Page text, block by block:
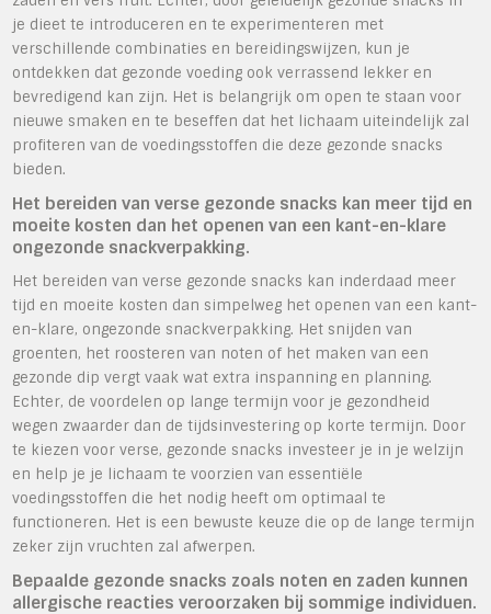
je dieet te introduceren en te experimenteren met
verschillende combinaties en bereidingswijzen, kun je
ontdekken dat gezonde voeding ook verrassend lekker en
bevredigend kan zijn. Het is belangrijk om open te staan voor
nieuwe smaken en te beseffen dat het lichaam uiteindelijk zal
profiteren van de voedingsstoffen die deze gezonde snacks
bieden.
Het bereiden van verse gezonde snacks kan meer tijd en
moeite kosten dan het openen van een kant-en-klare
ongezonde snackverpakking.
Het bereiden van verse gezonde snacks kan inderdaad meer
tijd en moeite kosten dan simpelweg het openen van een kant-
en-klare, ongezonde snackverpakking. Het snijden van
groenten, het roosteren van noten of het maken van een
gezonde dip vergt vaak wat extra inspanning en planning.
Echter, de voordelen op lange termijn voor je gezondheid
wegen zwaarder dan de tijdsinvestering op korte termijn. Door
te kiezen voor verse, gezonde snacks investeer je in je welzijn
en help je je lichaam te voorzien van essentiële
voedingsstoffen die het nodig heeft om optimaal te
functioneren. Het is een bewuste keuze die op de lange termijn
zeker zijn vruchten zal afwerpen.
Bepaalde gezonde snacks zoals noten en zaden kunnen
allergische reacties veroorzaken bij sommige individuen.